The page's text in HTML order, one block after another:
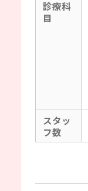
診療科
目
スタッ
フ数